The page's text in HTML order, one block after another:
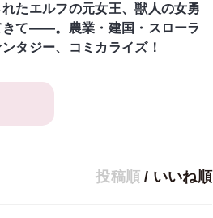
たエルフの元女王、獣人の女勇
きて――。農業・建国・スローラ
タジー、コミカライズ！
投稿順 / いいね順